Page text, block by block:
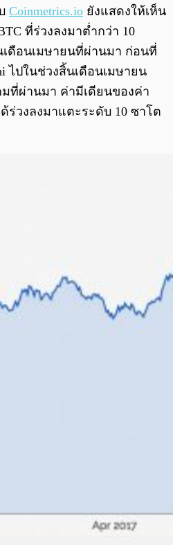
Coinmetrics.io ยังแสดงให้เห็น
ที่ร่วงลงมาต่ำกว่า 10
เดือนเมษายนที่ผ่านมา ก่อนที่
ไปในช่วงสิ้นเดือนเมษายน
ที่ผ่านมา ค่ามีเดียนของค่า
ร่วงลงมาแตะระดับ 10 ซาโต